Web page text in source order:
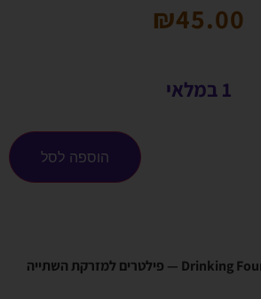
₪45.00
1 במלאי
הוספה לסל
Drinking Fountain Carbon Filters — פילטרים למזרקת השתייה